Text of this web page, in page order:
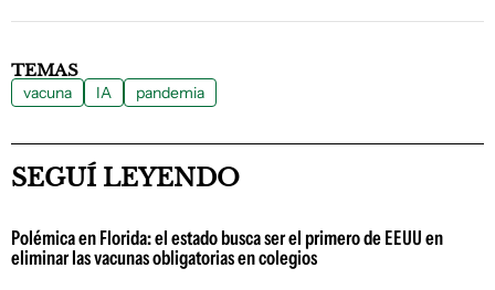
TEMAS
vacuna IA pandemia
SEGUÍ LEYENDO
Polémica en Florida: el estado busca ser el primero de EEUU en
eliminar las vacunas obligatorias en colegios